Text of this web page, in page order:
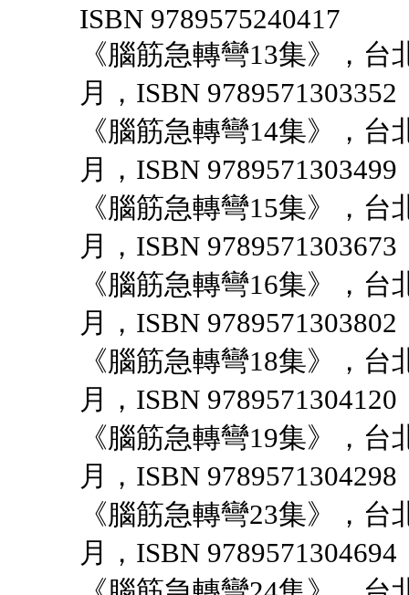
ISBN 9789575240417
《腦筋急轉彎13集》，
月，ISBN 9789571303352
《腦筋急轉彎14集》，
月，ISBN 9789571303499
《腦筋急轉彎15集》，
月，ISBN 9789571303673
《腦筋急轉彎16集》，
月，ISBN 9789571303802
《腦筋急轉彎18集》，
月，ISBN 9789571304120
《腦筋急轉彎19集》，
月，ISBN 9789571304298
《腦筋急轉彎23集》，
月，ISBN 9789571304694